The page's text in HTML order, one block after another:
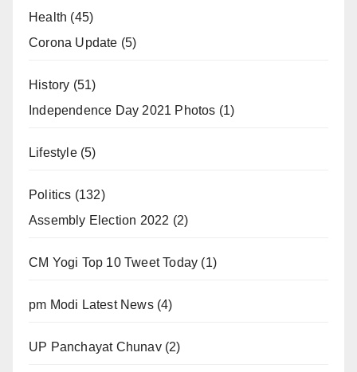
Health (45)
Corona Update (5)
History (51)
Independence Day 2021 Photos (1)
Lifestyle(5)
Politics (132)
Assembly Election 2022 (2)
CM Yogi Top 10 Tweet Today (1)
pm Modi Latest News(4)
UP Panchayat Chunav(2)